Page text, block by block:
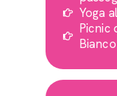
Yoga
Picnic
Bianco